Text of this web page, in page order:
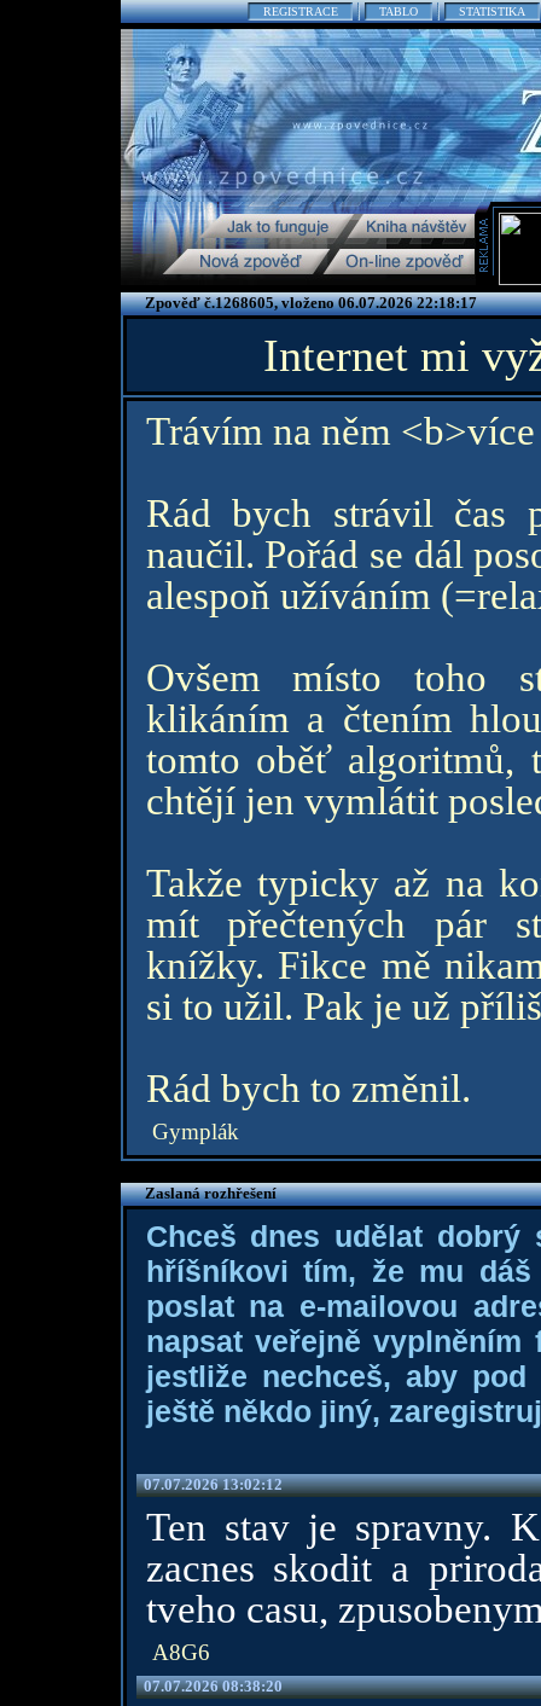
REGISTRACE TABLO STATISTIKA
Zpověď č.1268605, vloženo 06.07.2026 22:18:17
Internet mi
Trávím na něm
Rád bych strávil čas
naučil. Pořád se dál
alespoň užíváním
Ovšem místo toho
klikáním a čtením
tomto oběť algoritmů,
chtějí jen vymlátit
Takže typicky až na
mít přečtených pár
knížky. Fikce mě
si to užil. Pak je už
Rád bych to změnil.
Gymplák
Zaslaná rozhřešení
Chceš dnes udělat dobrý
hříšníkovi tím, že mu
poslat na e-mailovou
napsat veřejně
jestliže nechceš, aby
ještě někdo jiný,
07.07.2026 13:02:12
Ten stav je spravny.
zacnes skodit a
tveho casu,
A8G6
07.07.2026 08:38:20